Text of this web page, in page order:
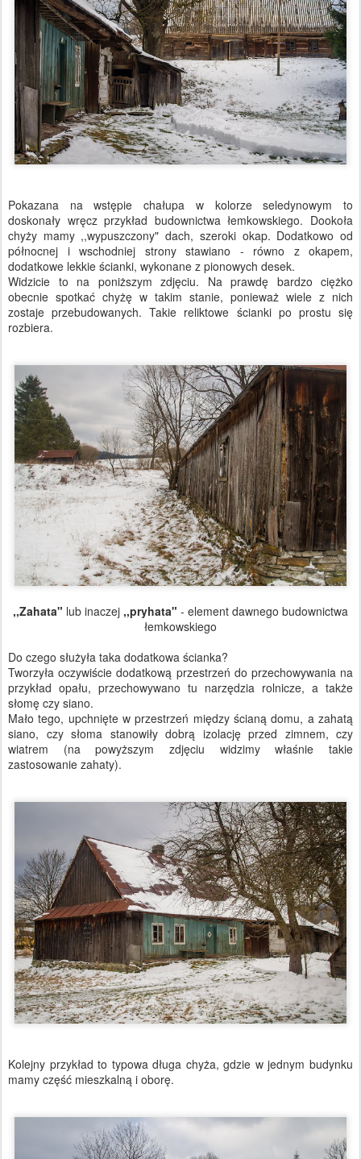
Pokazana na wstępie chałupa w kolorze seledynowym to
doskonały wręcz przykład budownictwa łemkowskiego. Dookoła
chyży mamy ,,wypuszczony" dach, szeroki okap. Dodatkowo od
północnej i wschodniej strony stawiano - równo z okapem,
dodatkowe lekkie ścianki, wykonane z pionowych desek.
Widzicie to na poniższym zdjęciu. Na prawdę bardzo ciężko
obecnie spotkać chyżę w takim stanie, ponieważ wiele z nich
zostaje przebudowanych. Takie reliktowe ścianki po prostu się
rozbiera.
,,Zahata" lub inaczej ,,pryhata" - element dawnego budownictwa
łemkowskiego
Do czego służyła taka dodatkowa ścianka?
Tworzyła oczywiście dodatkową przestrzeń do przechowywania na
przykład opału, przechowywano tu narzędzia rolnicze, a także
słomę czy siano.
Mało tego, upchnięte w przestrzeń między ścianą domu, a zahatą
siano, czy słoma stanowiły dobrą izolację przed zimnem, czy
wiatrem (na powyższym zdjęciu widzimy właśnie takie
zastosowanie zahaty).
Kolejny przykład to typowa długa chyża, gdzie w jednym budynku
mamy część mieszkalną i oborę.